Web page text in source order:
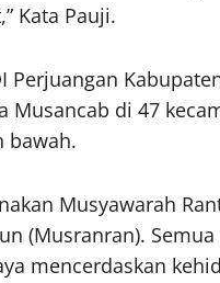
Kata Pauji.
Perjuangan
di 47
bawah.
Musyawarah
(Musranran).
mencerdaskan